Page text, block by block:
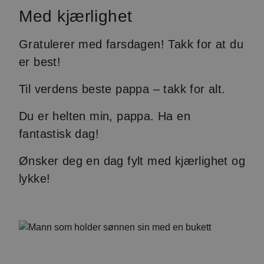
Med kjærlighet
Gratulerer med farsdagen! Takk for at du
er best!
Til verdens beste pappa – takk for alt.
Du er helten min, pappa. Ha en
fantastisk dag!
Ønsker deg en dag fylt med kjærlighet og
lykke!